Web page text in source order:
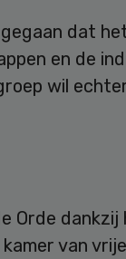
dat
en de
wil
Orde dankzij
van